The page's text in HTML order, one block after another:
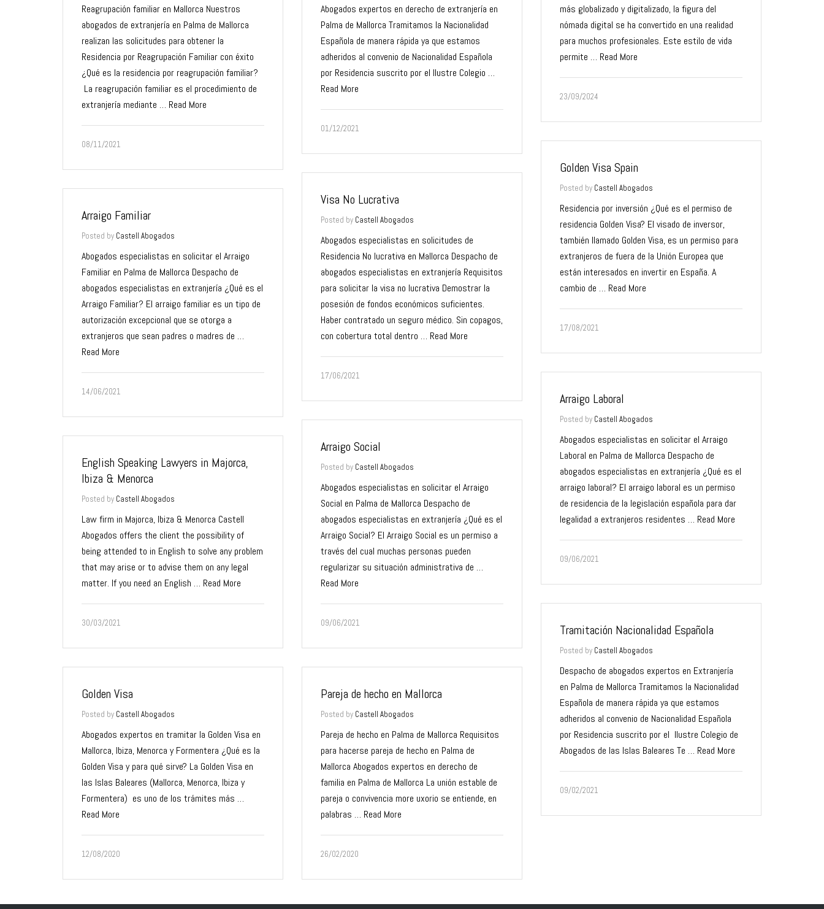
más globalizado y digitalizado, la figura del
nómada digital se ha convertido en una realidad
para muchos profesionales. Este estilo de vida
permite … Read More
23/09/2024
Abogados expertos en derecho de extranjería en
Palma de Mallorca Tramitamos la Nacionalidad
Española de manera rápida ya que estamos
adheridos al convenio de Nacionalidad Española
por Residencia suscrito por el Ilustre Colegio …
Read More
01/12/2021
Reagrupación familiar en Mallorca Nuestros
abogados de extranjería en Palma de Mallorca
realizan las solicitudes para obtener la
Residencia por Reagrupación Familiar con éxito
¿Qué es la residencia por reagrupación familiar?
La reagrupación familiar es el procedimiento de
extranjería mediante … Read More
08/11/2021
Golden Visa Spain
Posted by Castell Abogados
Residencia por inversión ¿Qué es el permiso de
residencia Golden Visa? El visado de inversor,
también llamado Golden Visa, es un permiso para
extranjeros de fuera de la Unión Europea que
están interesados en invertir en España. A
cambio de … Read More
17/08/2021
Visa No Lucrativa
Posted by Castell Abogados
Abogados especialistas en solicitudes de
Residencia No lucrativa en Mallorca Despacho de
abogados especialistas en extranjería Requisitos
para solicitar la visa no lucrativa Demostrar la
posesión de fondos económicos suficientes.
Haber contratado un seguro médico. Sin copagos,
con cobertura total dentro … Read More
17/06/2021
Arraigo Familiar
Posted by Castell Abogados
Abogados especialistas en solicitar el Arraigo
Familiar en Palma de Mallorca Despacho de
abogados especialistas en extranjería ¿Qué es el
Arraigo Familiar? El arraigo familiar es un tipo de
autorización excepcional que se otorga a
extranjeros que sean padres o madres de …
Read More
14/06/2021 Arraigo Laboral
Posted by Castell Abogados
Abogados especialistas en solicitar el Arraigo
Laboral en Palma de Mallorca Despacho de
abogados especialistas en extranjería ¿Qué es el
arraigo laboral? El arraigo laboral es un permiso
de residencia de la legislación española para dar
legalidad a extranjeros residentes … Read More
09/06/2021
Arraigo Social
Posted by Castell Abogados
Abogados especialistas en solicitar el Arraigo
Social en Palma de Mallorca Despacho de
abogados especialistas en extranjería ¿Qué es el
Arraigo Social? El Arraigo Social es un permiso a
través del cual muchas personas pueden
regularizar su situación administrativa de …
Read More
09/06/2021
English Speaking Lawyers in Majorca,
Ibiza & Menorca
Posted by Castell Abogados
Law firm in Majorca, Ibiza & Menorca Castell
Abogados offers the client the possibility of
being attended to in English to solve any problem
that may arise or to advise them on any legal
matter. If you need an English … Read More
30/03/2021 Tramitación Nacionalidad Española
Posted by Castell Abogados
Despacho de abogados expertos en Extranjería
en Palma de Mallorca Tramitamos la Nacionalidad
Española de manera rápida ya que estamos
adheridos al convenio de Nacionalidad Española
por Residencia suscrito por el Ilustre Colegio de
Abogados de las Islas Baleares Te … Read More
09/02/2021
Golden Visa
Posted by Castell Abogados
Abogados expertos en tramitar la Golden Visa en
Mallorca, Ibiza, Menorca y Formentera ¿Qué es la
Golden Visa y para qué sirve? La Golden Visa en
las Islas Baleares (Mallorca, Menorca, Ibiza y
Formentera) es uno de los trámites más …
Read More
12/08/2020
Pareja de hecho en Mallorca
Posted by Castell Abogados
Pareja de hecho en Palma de Mallorca Requisitos
para hacerse pareja de hecho en Palma de
Mallorca Abogados expertos en derecho de
familia en Palma de Mallorca La unión estable de
pareja o convivencia more uxorio se entiende, en
palabras … Read More
26/02/2020